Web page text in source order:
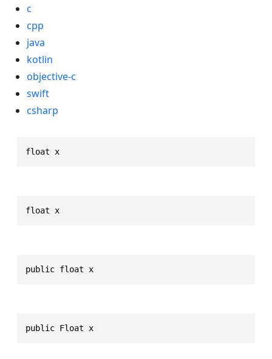
c
cpp
java
kotlin
objective-c
swift
csharp
float x
float x
public float x
public Float x